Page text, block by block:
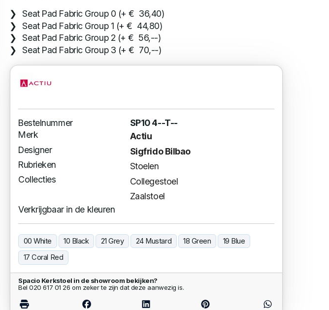
Seat Pad Fabric Group 0 (+ € 36,40)
Seat Pad Fabric Group 1 (+ € 44,80)
Seat Pad Fabric Group 2 (+ € 56,--)
Seat Pad Fabric Group 3 (+ € 70,--)
Bestelnummer
SP10 4--T--
Merk
Actiu
Designer
Sigfrido Bilbao
Rubrieken
Stoelen
Collecties
Collegestoel
Zaalstoel
Verkrijgbaar in de kleuren
00 White 10 Black 21 Grey 24 Mustard 18 Green
19 Blue
17 Coral Red
Spacio Kerkstoel in de showroom bekijken?
Bel 020 617 01 26 om zeker te zijn dat deze aanwezig is.